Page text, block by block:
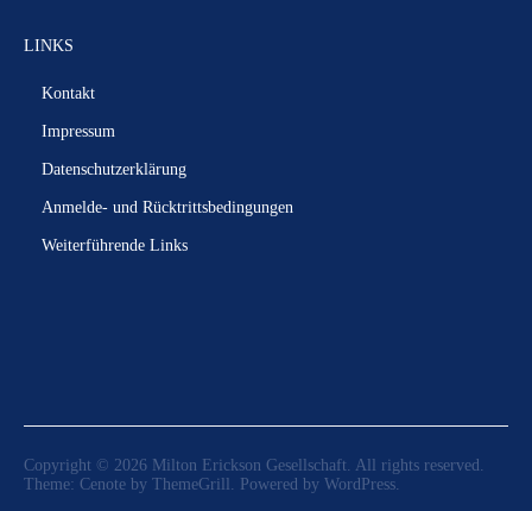
LINKS
Kontakt
Impressum
Datenschutzerklärung
Anmelde- und Rücktrittsbedingungen
Weiterführende Links
Copyright © 2026 Milton Erickson Gesellschaft. All rights reserved.
Theme: Cenote by ThemeGrill. Powered by WordPress.